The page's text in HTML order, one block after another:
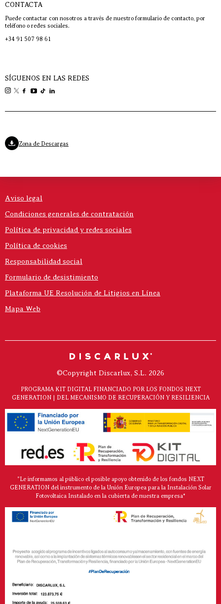
CONTACTA
Puede contactar con nosotros a través de nuestro formulario de contacto, por
teléfono o redes sociales.
+34 91 507 98 61
SÍGUENOS EN LAS REDES
Zona de Descargas
Aviso legal
Condiciones generales de contratación
Política de privacidad y redes sociales
Política de cookies
Responsabilidad social
Formulario de desistimiento
Plataforma UE Resolución de Litigios en Línea
Mapa Web
©Copyright Discarlux, S.L. 2026
PROGRAMA KIT DIGITAL FINANCIADO POR LOS FONDOS NEXT
GENERATION | DEL MECANISMO DE RECUPERACIÓN Y RESILIENCIA
"Le informamos al público el posible apoyo obtenido de los fondos NEXT
GENERATION del instrumento de la Unión Europea para la Instalación Solar
Fotovoltaica Instalado en la cubierta de nuestra empresa*